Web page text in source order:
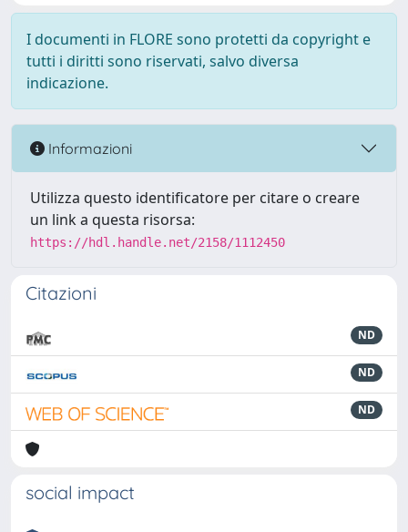
I documenti in FLORE sono protetti da copyright e
tutti i diritti sono riservati, salvo diversa
indicazione.
Informazioni
Utilizza questo identificatore per citare o creare
un link a questa risorsa:
https://hdl.handle.net/2158/1112450
Citazioni
ND
ND
ND
social impact